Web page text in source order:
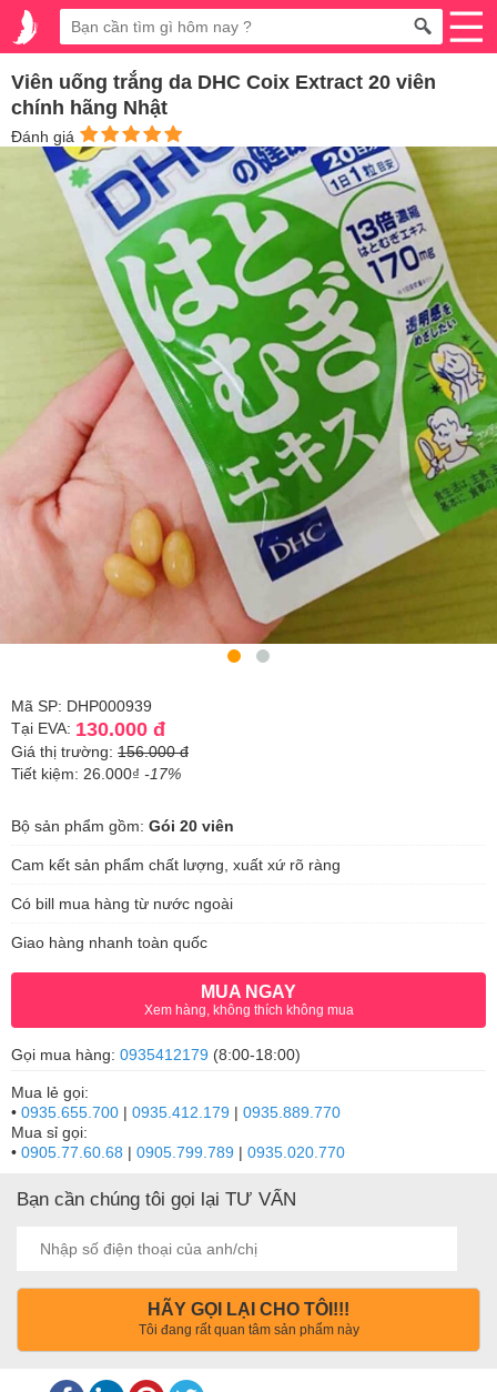
Viên uống trắng da DHC Coix Extract 20 viên
chính hãng Nhật
Đánh giá
Mã SP: DHP000939
Tại EVA: 130.000 đ
Giá thị trường: 156.000 đ
Tiết kiệm: 26.000₫ -17%
Bộ sản phẩm gồm: Gói 20 viên
Cam kết sản phẩm chất lượng, xuất xứ rõ ràng
Có bill mua hàng từ nước ngoài
Giao hàng nhanh toàn quốc
MUA NGAY
Xem hàng, không thích không mua
Gọi mua hàng: 0935412179 (8:00-18:00)
Mua lẻ gọi:
• 0935.655.700 | 0935.412.179 | 0935.889.770
Mua sỉ gọi:
• 0905.77.60.68 | 0905.799.789 | 0935.020.770
Bạn cần chúng tôi gọi lại TƯ VẤN
HÃY GỌI LẠI CHO TÔI!!!
Tôi đang rất quan tâm sản phẩm này